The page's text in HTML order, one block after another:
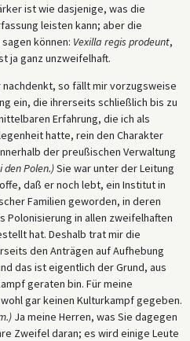
ist wie dasjenige, was die
leisten kann; aber die
können: Vexilla regis prodeunt,
ja ganz unzweifelhaft.
nachdenkt, so fällt mir vorzugsweise
ein, die ihrerseits schließlich bis zu
Erfahrung, die ich als
hatte, rein den Charakter
der preußischen Verwaltung
den Polen.)Sie war unter der Leitung
daß er noch lebt, ein Institut in
Familien geworden, in deren
Polonisierung in allen zweifelhaften
hat. Deshalb trat mir die
den Anträgen auf Aufhebung
das ist eigentlich der Grund, aus
geraten bin. Für meine
gar keinen Kulturkampf gegeben.
Ja meine Herren, was Sie dagegen
Zweifel daran; es wird einige Leute